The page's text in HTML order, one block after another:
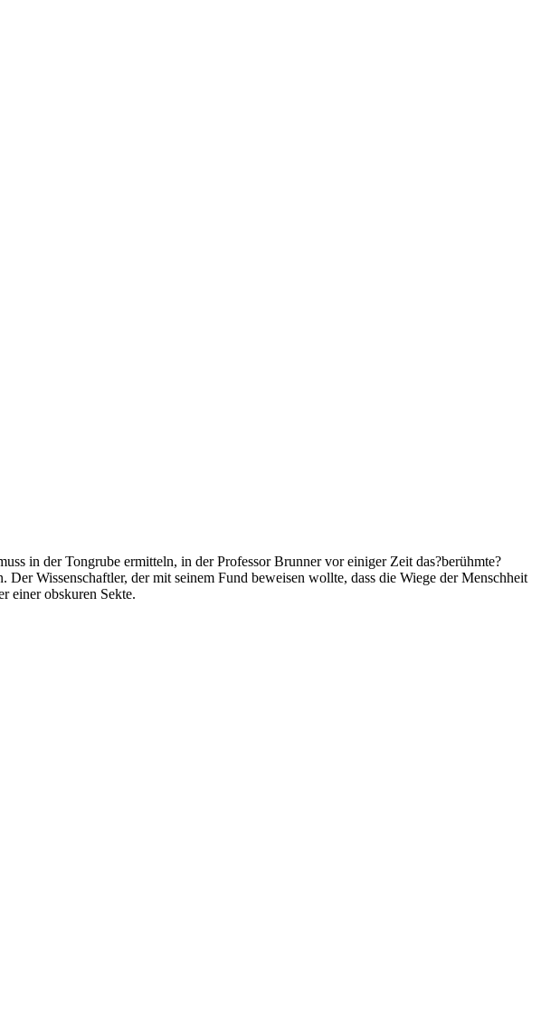
in der Tongrube ermitteln, in der Professor Brunner vor einiger Zeit das?berühmte?
Wissenschaftler, der mit seinem Fund beweisen wollte, dass die Wiege der Menschheit
einer obskuren Sekte.